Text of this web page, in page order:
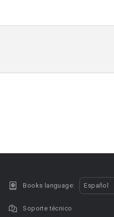
Books language: Español
Soporte técnico